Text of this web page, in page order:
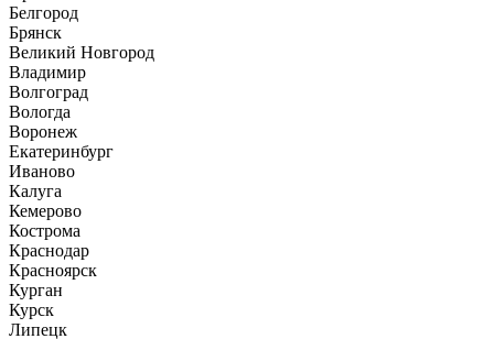
Белгород
Брянск
Великий Новгород
Владимир
Волгоград
Вологда
Воронеж
Екатеринбург
Иваново
Калуга
Кемерово
Кострома
Краснодар
Красноярск
Курган
Курск
Липецк